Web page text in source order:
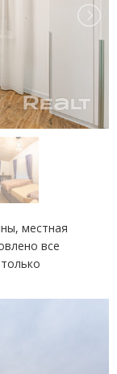
местная
все